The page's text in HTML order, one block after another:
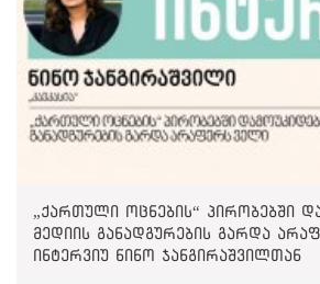
„ქართული ოცნების“ პირობებში
მედიის განადგურების გარდა
ინტერვიუ ნინო ჯანგირაშვილთან